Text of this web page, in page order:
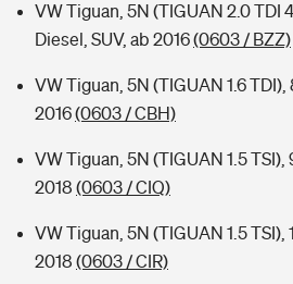
VW Tiguan, 5N (TIGUAN 2.0 TDI
Diesel, SUV, ab 2016(0603 / BZZ)
VW Tiguan, 5N (TIGUAN 1.6 TDI),
2016(0603 / CBH)
VW Tiguan, 5N (TIGUAN 1.5 TSI),
2018 (0603 / CIQ)
VW Tiguan, 5N (TIGUAN 1.5 TSI),
2018 (0603 / CIR)